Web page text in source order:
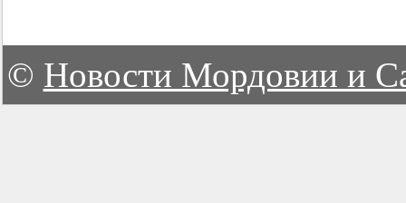
© Новости Мордовии и